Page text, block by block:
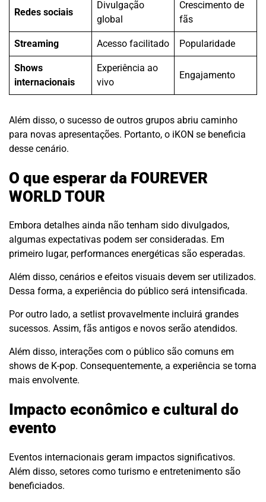
Redes sociais
Divulgação
global
Crescimento de
fãs
Streaming Acesso facilitado Popularidade
Shows
internacionais
Experiência ao
vivo
Engajamento
Além disso, o sucesso de outros grupos abriu caminho
para novas apresentações. Portanto, o iKON se beneficia
desse cenário.
O que esperar da FOUREVER
WORLD TOUR
Embora detalhes ainda não tenham sido divulgados,
algumas expectativas podem ser consideradas. Em
primeiro lugar, performances energéticas são esperadas.
Além disso, cenários e efeitos visuais devem ser utilizados.
Dessa forma, a experiência do público será intensificada.
Por outro lado, a setlist provavelmente incluirá grandes
sucessos. Assim, fãs antigos e novos serão atendidos.
Além disso, interações com o público são comuns em
shows de K-pop. Consequentemente, a experiência se torna
mais envolvente.
Impacto econômico e cultural do
evento
Eventos internacionais geram impactos significativos.
Além disso, setores como turismo e entretenimento são
beneficiados.